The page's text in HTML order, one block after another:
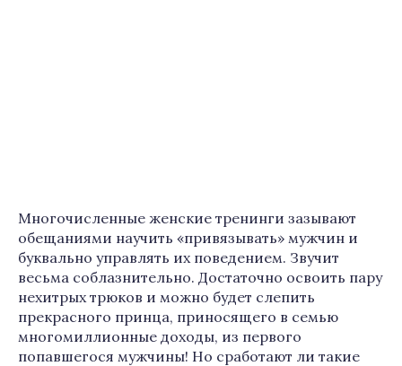
Многочисленные женские тренинги зазывают
обещаниями научить «привязывать» мужчин и
буквально управлять их поведением. Звучит
весьма соблазнительно. Достаточно освоить пару
нехитрых трюков и можно будет слепить
прекрасного принца, приносящего в семью
многомиллионные доходы, из первого
попавшегося мужчины! Но сработают ли такие